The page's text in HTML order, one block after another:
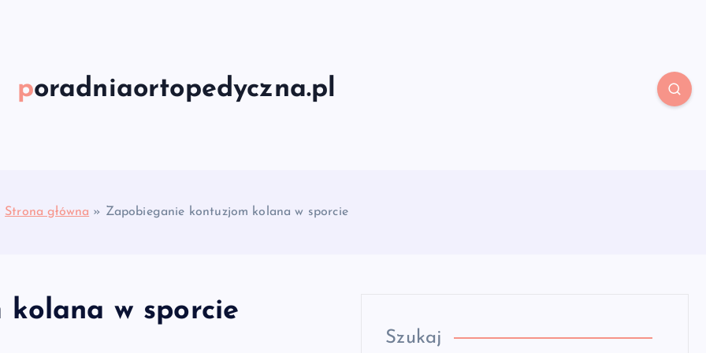
poradniaortopedyczna.pl
Strona główna » Zapobieganie kontuzjom kolana w sporcie
w sporcie
Szukaj